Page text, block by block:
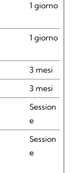
1 giorno
1 giorno
3 mesi
3 mesi
Session
e
Session
e